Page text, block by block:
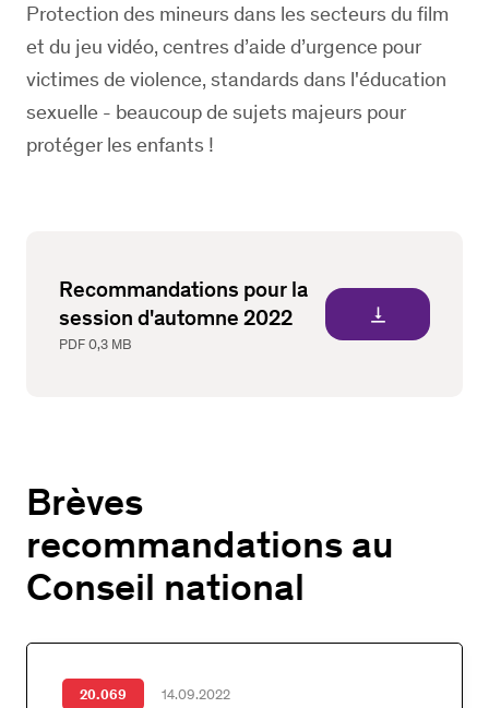
Protection des mineurs dans les secteurs du film
et du jeu vidéo, centres d’aide d’urgence pour
victimes de violence, standards dans l'éducation
sexuelle - beaucoup de sujets majeurs pour
protéger les enfants !
Recommandations pour la
session d'automne 2022
PDF 0,3 MB
vertical_align_bottom
Brèves
recommandations au
Conseil national
20.069 14.09.2022